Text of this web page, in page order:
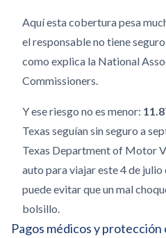
Aquí esta cobertura pesa
el responsable no tiene
como explica la National
Commissioners.
Y ese riesgo no es menor:
Texas seguían sin seguro a
Texas Department of Motor
auto para viajar este 4 de
puede evitar que un mal
bolsillo.
Pagos médicos y